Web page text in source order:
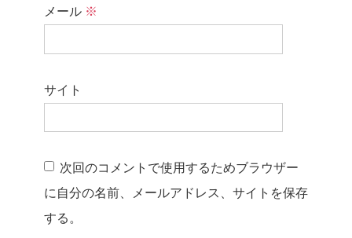
メール ※
サイト
次回のコメントで使用するためブラウザー
に自分の名前、メールアドレス、サイトを保存
する。